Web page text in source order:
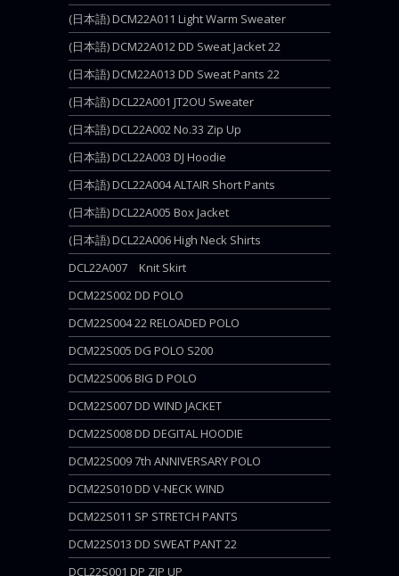
(日本語) DCM22A011 Light Warm Sweater
(日本語) DCM22A012 DD Sweat Jacket 22
(日本語) DCM22A013 DD Sweat Pants 22
(日本語) DCL22A001 JT2OU Sweater
(日本語) DCL22A002 No.33 Zip Up
(日本語) DCL22A003 DJ Hoodie
(日本語) DCL22A004 ALTAIR Short Pants
(日本語) DCL22A005 Box Jacket
(日本語) DCL22A006 High Neck Shirts
DCL22A007 Knit Skirt
DCM22S002 DD POLO
DCM22S004 22 RELOADED POLO
DCM22S005 DG POLO S200
DCM22S006 BIG D POLO
DCM22S007 DD WIND JACKET
DCM22S008 DD DEGITAL HOODIE
DCM22S009 7th ANNIVERSARY POLO
DCM22S010 DD V-NECK WIND
DCM22S011 SP STRETCH PANTS
DCM22S013 DD SWEAT PANT 22
DCL22S001 DP ZIP UP